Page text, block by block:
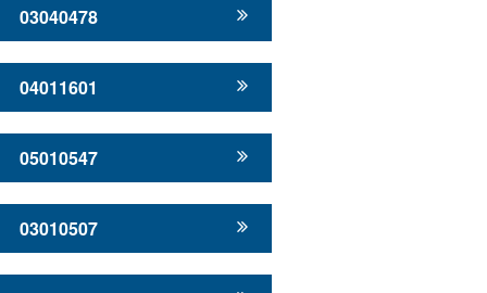
03040478
04011601
05010547
03010507